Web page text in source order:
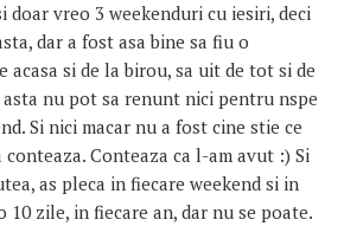
doar vreo 3 weekenduri cu iesiri, deci
dar a fost asa bine sa fiu o
acasa si de la birou, sa uit de tot si de
nu pot sa renunt nici pentru nspe
Si nici macar nu a fost cine stie ce
conteaza. Conteaza ca l-am avut :) Si
as pleca in fiecare weekend si in
10 zile, in fiecare an, dar nu se poate.